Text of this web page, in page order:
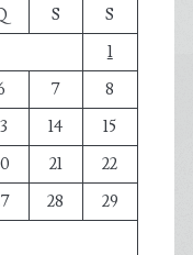
S
S
1
7
8
14
15
21
22
28
29